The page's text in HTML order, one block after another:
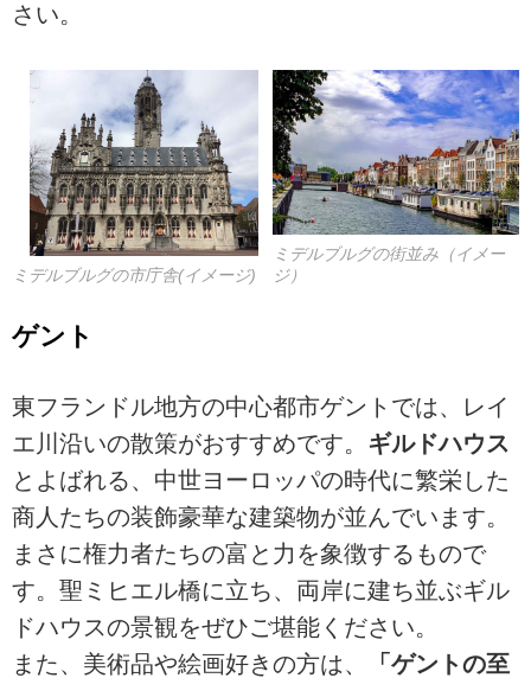
さい。
ミデルブルグの市庁舎(イメージ)
ミデルブルグの街並み（イメー
ジ）
ゲント
東フランドル地方の中心都市ゲントでは、レイ
エ川沿いの散策がおすすめです。 ギルドハウス
とよばれる、中世ヨーロッパの時代に繁栄した
商人たちの装飾豪華な建築物が並んでいます。
まさに権力者たちの富と力を象徴するもので
す。聖ミヒエル橋に立ち、両岸に建ち並ぶギル
ドハウスの景観をぜひご堪能ください。
また、美術品や絵画好きの方は、
「ゲントの至